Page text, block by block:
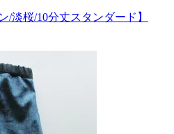
/淡桜/10分丈スタンダード】